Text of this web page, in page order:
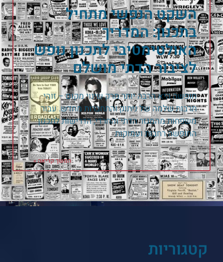
השקט הנפשי מתחיל
בתכנון: המדריך
האולטימטיבי לתכנון נופש
לציבור הדתי מושלם
חופשה היא הרבה יותר מרק שינוי מקום – זוהי
תרבות שלמה של ניתוק והתחברות מחדש. עבור
משפחות מהמגזר הדתי והחרדי, הדרישות לתכנון
החופשה רחבות ועמוקות
המשך קריאה » 26 בדצמבר 2025
קטגוריות